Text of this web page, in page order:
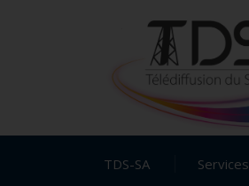
TDS-SA Services